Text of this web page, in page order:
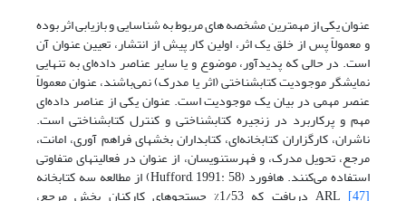
عنوان یکی از مهمترین مشخصه های مربوط به شناسایی و بازیابی اثر بوده
و معمولاً پس از خلق یک اثر، اولین کار پیش از انتشار، تعیین عنوان آن
است. در حالی که پدیدآور، موضوع و یا سایر عناصر داده‌ای به تنهایی
نمایشگر موجودیت کتابشناختی (اثر یا مدرک) نمی‌باشند، عنوان معمولاً
عنصر مهمی در بیان یک موجودیت است. عنوان یکی از عناصر داده‌ای
مهم و پرکاربرد در زنجیره کتابشناختی و کنترل کتابشناختی است.
ناشران، کارگزاران کتابخانه‌ای، کتابداران بخشهای فراهم آوری، امانت،
مرجع، تحویل مدرک، و فهرستنویسان، از عنوان در فعالیتهای متفاوتی
استفاده می‌کنند. هافورد (Hufford, 1991: 58) از مطالعه سه کتابخانه